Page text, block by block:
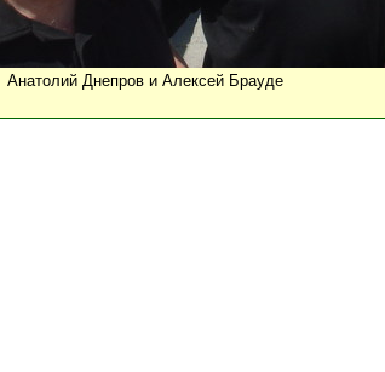
Анатолий Днепров и Алексей Брауде